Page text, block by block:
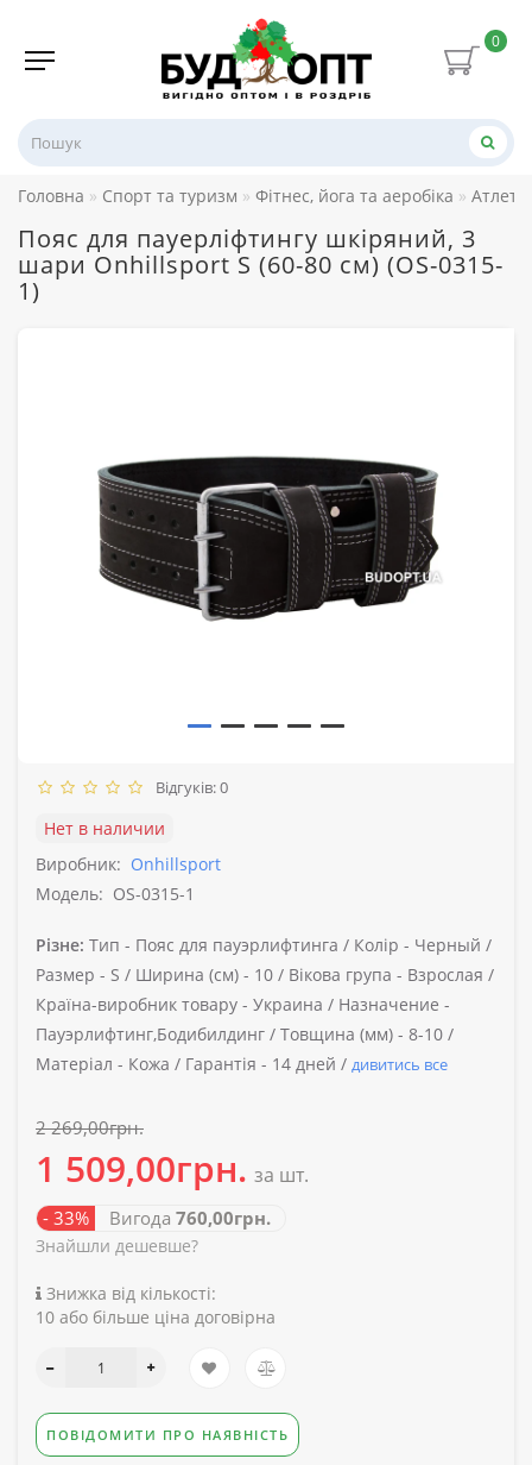
0
Головна Спорт та туризм Фітнес, йога та аеробіка
Пояс для пауерліфтингу шкіряний, 3
шари Onhillsport S (60-80 см) (OS-0315-
1)
Відгуків: 0
Нет в наличии
Виробник: Onhillsport
Модель: OS-0315-1
Різне: Тип - Пояс для пауэрлифтинга / Колір - Черный /
Размер - S / Ширина (см) - 10 / Вікова група - Взрослая /
Країна-виробник товару - Украина / Назначение -
Пауэрлифтинг,Бодибилдинг / Товщина (мм) - 8-10 /
Матеріал - Кожа / Гарантія - 14 дней / дивитись все
2 269,00грн.
1 509,00грн. за шт.
- 33% Вигода 760,00грн.
Знайшли дешевше?
Знижка від кількості:
10 або більше ціна договірна
ПОВІДОМИТИ ПРО НАЯВНІСТЬ